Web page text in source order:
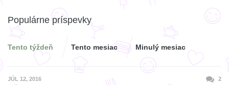
Populárne príspevky
Tento týždeň Tento mesiac Minulý mesiac
JÚL 12, 2016 2